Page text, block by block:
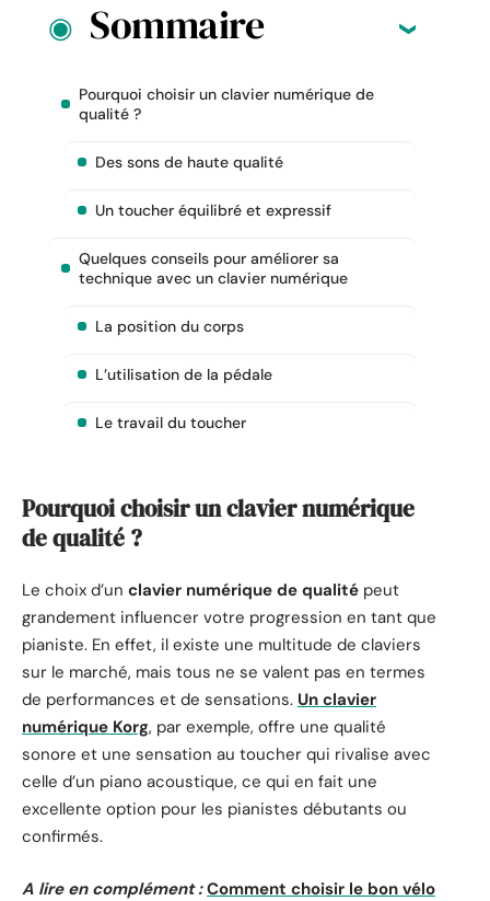
Sommaire
Pourquoi choisir un clavier numérique de
qualité ?
Des sons de haute qualité
Un toucher équilibré et expressif
Quelques conseils pour améliorer sa
technique avec un clavier numérique
La position du corps
L’utilisation de la pédale
Le travail du toucher
Pourquoi choisir un clavier numérique
de qualité ?
Le choix d’un clavier numérique de qualité peut
grandement influencer votre progression en tant que
pianiste. En effet, il existe une multitude de claviers
sur le marché, mais tous ne se valent pas en termes
de performances et de sensations. Un clavier
numérique Korg, par exemple, offre une qualité
sonore et une sensation au toucher qui rivalise avec
celle d’un piano acoustique, ce qui en fait une
excellente option pour les pianistes débutants ou
confirmés.
A lire en complément : Comment choisir le bon vélo